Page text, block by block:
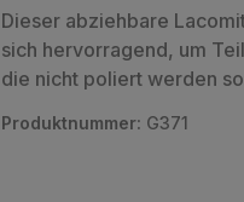
Dieser abziehbare
sich hervorragend, um
die nicht poliert werden
Lack ist ebenfalls erhältlich
Produktnummer: G371